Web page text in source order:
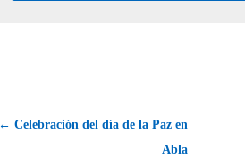
← Celebración del día de la Paz en
Abla